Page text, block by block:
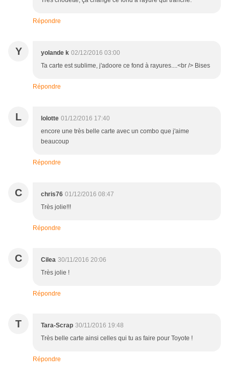
Répondre
Y yolande k 02/12/2016 03:00
Ta carte est sublime, j'adoore ce fond à rayures....<br /> Bises
Répondre
L lolotte 01/12/2016 17:40
encore une très belle carte avec un combo que j'aime
beaucoup
Répondre
C chris76 01/12/2016 08:47
Très jolie!!!
Répondre
C Cilea 30/11/2016 20:06
Très jolie !
Répondre
T Tara-Scrap 30/11/2016 19:48
Très belle carte ainsi celles qui tu as faire pour Toyote !
Répondre